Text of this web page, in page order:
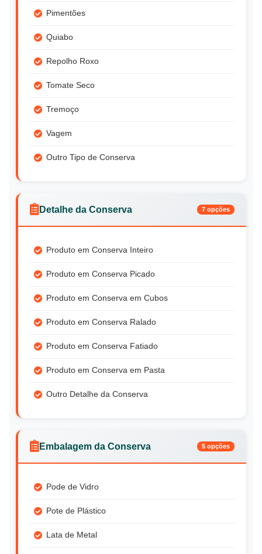
Pimentões
Quiabo
Repolho Roxo
Tomate Seco
Tremoço
Vagem
Outro Tipo de Conserva
Detalhe da Conserva 7 opções
Produto em Conserva Inteiro
Produto em Conserva Picado
Produto em Conserva em Cubos
Produto em Conserva Ralado
Produto em Conserva Fatiado
Produto em Conserva em Pasta
Outro Detalhe da Conserva
Embalagem da Conserva 5 opções
Pode de Vidro
Pote de Plástico
Lata de Metal